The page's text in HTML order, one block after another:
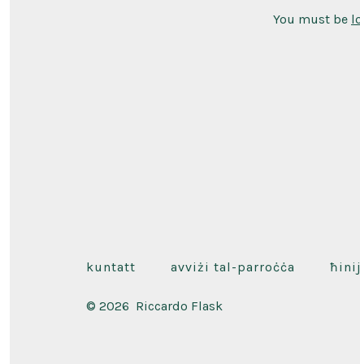
You must be
kuntatt avviżi tal-parroċċa
© 2026 Riccardo Flask